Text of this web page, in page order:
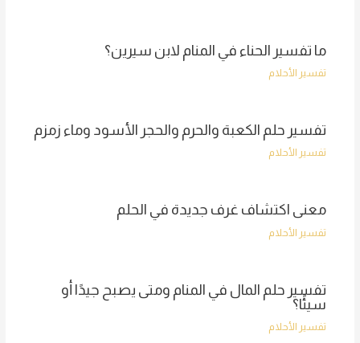
ما تفسير الحناء في المنام لابن سيرين؟
تفسير الأحلام
تفسير حلم الكعبة والحرم والحجر الأسود وماء زمزم
تفسير الأحلام
معنى اكتشاف غرف جديدة في الحلم
تفسير الأحلام
تفسير حلم المال في المنام ومتى يصبح جيدًا أو
سيئًا؟
تفسير الأحلام